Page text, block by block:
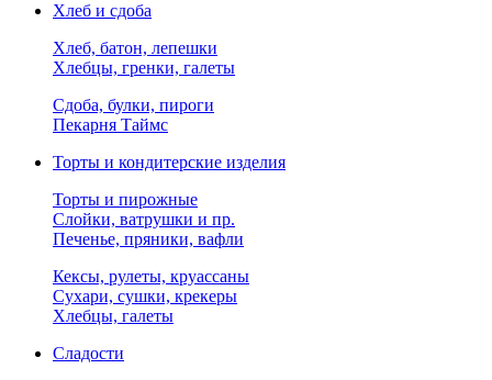
Хлеб и сдоба
Хлеб, батон, лепешки
Хлебцы, гренки, галеты
Сдоба, булки, пироги
Пекарня Таймс
Торты и кондитерские изделия
Торты и пирожные
Слойки, ватрушки и пр.
Печенье, пряники, вафли
Кексы, рулеты, круассаны
Сухари, сушки, крекеры
Хлебцы, галеты
Сладости